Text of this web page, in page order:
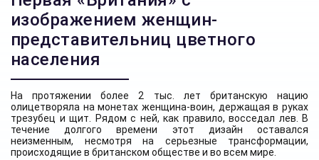
изображением женщин-
представительниц цветного
населения
На протяжении более 2 тыс. лет британскую нацию
олицетворяла на монетах женщина-воин, держащая в руках
трезубец и щит. Рядом с ней, как правило, восседал лев. В
течение долгого времени этот дизайн оставался
неизменным, несмотря на серьезные трансформации,
происходящие в британском обществе и во всем мире.